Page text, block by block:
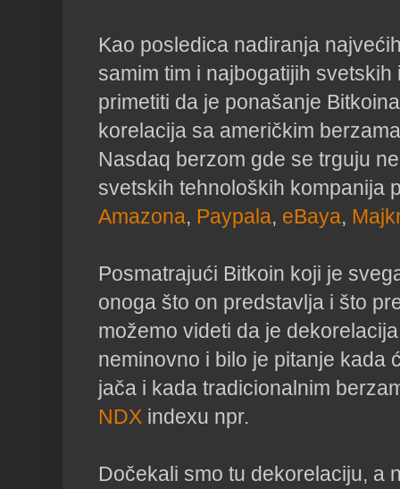
Kao posledica nadiranja
samim tim i najbogatijih
primetiti da je ponašanje
korelacija sa američkim
Nasdaq berzom gde se trguju
svetskih tehnoloških kompanija
Amazona, Paypala, eBaya,
Posmatrajući Bitkoin koji je
onoga što on predstavlja i što
možemo videti da je
neminovno i bilo je pitanje kada
jača i kada tradicionalnim
NDX indexu npr.
Dočekali smo tu dekorelaciju, a